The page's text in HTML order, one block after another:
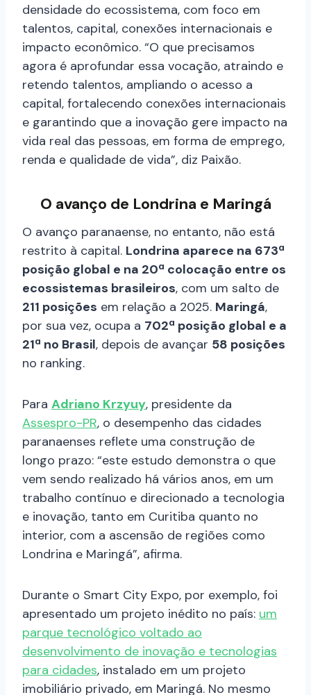
densidade do ecossistema, com foco em
talentos, capital, conexões internacionais e
impacto econômico. “O que precisamos
agora é aprofundar essa vocação, atraindo e
retendo talentos, ampliando o acesso a
capital, fortalecendo conexões internacionais
e garantindo que a inovação gere impacto na
vida real das pessoas, em forma de emprego,
renda e qualidade de vida”, diz Paixão.
O avanço de Londrina e Maringá
O avanço paranaense, no entanto, não está
restrito à capital. Londrina aparece na 673ª
posição global e na 20ª colocação entre os
ecossistemas brasileiros, com um salto de
211 posições em relação a 2025. Maringá,
por sua vez, ocupa a 702ª posição global e a
21ª no Brasil, depois de avançar 58 posições
no ranking.
Para Adriano Krzyuy, presidente da
Assespro-PR, o desempenho das cidades
paranaenses reflete uma construção de
longo prazo: “este estudo demonstra o que
vem sendo realizado há vários anos, em um
trabalho contínuo e direcionado a tecnologia
e inovação, tanto em Curitiba quanto no
interior, com a ascensão de regiões como
Londrina e Maringá”, afirma.
Durante o Smart City Expo, por exemplo, foi
apresentado um projeto inédito no país: um
parque tecnológico voltado ao
desenvolvimento de inovação e tecnologias
para cidades, instalado em um projeto
imobiliário privado, em Maringá. No mesmo